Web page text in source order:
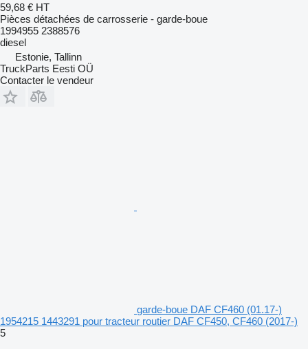
59,68 € HT
Pièces détachées de carrosserie - garde-boue
1994955 2388576
diesel
Estonie, Tallinn
TruckParts Eesti OÜ
Contacter le vendeur
garde-boue DAF CF460 (01.17-)
1954215 1443291 pour tracteur routier DAF CF450, CF460 (2017-)
5